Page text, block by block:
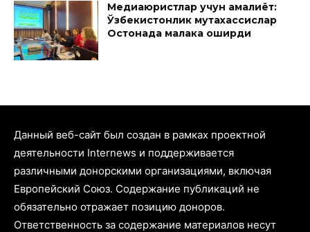
Медиаюристлар учун амалиёт:
Ўзбекистонлик мутахассислар
Остонада малака оширди
Данный веб-сайт был создан в рамках проектной
деятельности Internews и поддерживается
различными донорскими организациями, включая
Европейский Союз. Содержание публикаций не
обязательно отражает позицию доноров.
Ответственность за содержание материалов несут